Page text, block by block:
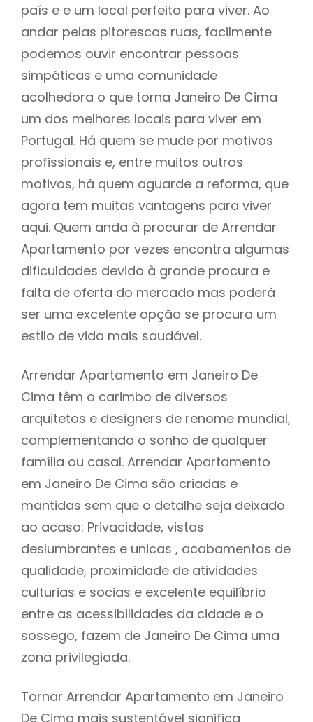
país e e um local perfeito para viver. Ao
andar pelas pitorescas ruas, facilmente
podemos ouvir encontrar pessoas
simpáticas e uma comunidade
acolhedora o que torna Janeiro De Cima
um dos melhores locais para viver em
Portugal. Há quem se mude por motivos
profissionais e, entre muitos outros
motivos, há quem aguarde a reforma, que
agora tem muitas vantagens para viver
aqui. Quem anda à procurar de Arrendar
Apartamento por vezes encontra algumas
dificuldades devido à grande procura e
falta de oferta do mercado mas poderá
ser uma excelente opção se procura um
estilo de vida mais saudável.
Arrendar Apartamento em Janeiro De
Cima têm o carimbo de diversos
arquitetos e designers de renome mundial,
complementando o sonho de qualquer
família ou casal. Arrendar Apartamento
em Janeiro De Cima são criadas e
mantidas sem que o detalhe seja deixado
ao acaso: Privacidade, vistas
deslumbrantes e unicas , acabamentos de
qualidade, proximidade de atividades
culturias e socias e excelente equilíbrio
entre as acessibilidades da cidade e o
sossego, fazem de Janeiro De Cima uma
zona privilegiada.
Tornar Arrendar Apartamento em Janeiro
De Cima mais sustentável significa